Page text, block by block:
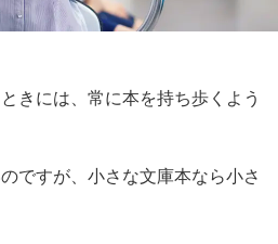
きには、常に本を持ち歩くよう
ですが、小さな文庫本なら小さ